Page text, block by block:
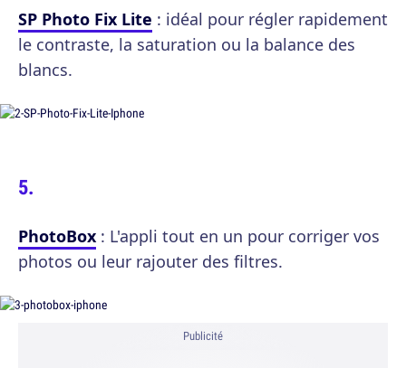
SP Photo Fix Lite : idéal pour régler rapidement
le contraste, la saturation ou la balance des
blancs.
PhotoBox : L'appli tout en un pour corriger vos
photos ou leur rajouter des filtres.
Publicité